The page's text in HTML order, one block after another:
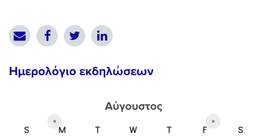
Ημερολόγιο εκδηλώσεων
Αύγουστος
« »
S M T W T F
S